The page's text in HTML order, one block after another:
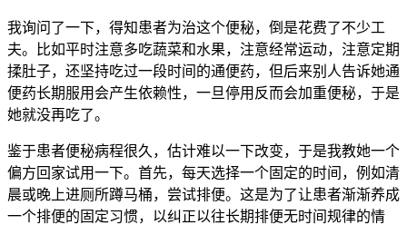
我询问了一下，得知患者为治这个便秘，倒是花费了不少工
夫。比如平时注意多吃蔬菜和水果，注意经常运动，注意定期
揉肚子，还坚持吃过一段时间的通便药，但后来别人告诉她通
便药长期服用会产生依赖性，一旦停用反而会加重便秘，于是
她就没再吃了。
鉴于患者便秘病程很久，估计难以一下改变，于是我教她一个
偏方回家试用一下。首先，每天选择一个固定的时间，例如清
晨或晚上进厕所蹲马桶，尝试排便。这是为了让患者渐渐养成
一个排便的固定习惯，以纠正以往长期排便无时间规律的情